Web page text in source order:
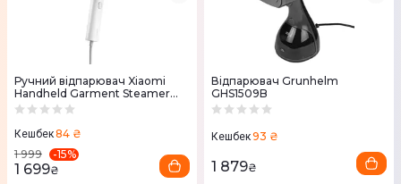
Ручний відпарювач Xiaomi
Handheld Garment Steamer
(1059720)
Кешбек84 ₴
1 999
-15%
1 699₴
Відпарювач Grunhelm
GHS1509B
Кешбек93 ₴
1 879₴